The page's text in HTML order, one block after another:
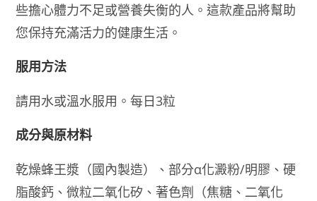
些擔心體力不足或營養失衡的人。這款產品將幫助
您保持充滿活力的健康生活。
服用方法
請用水或溫水服用。每日3粒
成分與原材料
乾燥蜂王漿（國內製造）、部分α化澱粉/明膠、硬
脂酸鈣、微粒二氧化矽、著色劑（焦糖、二氧化